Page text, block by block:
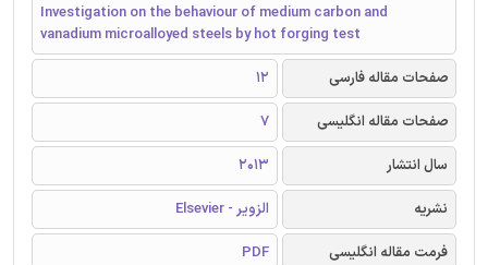
Investigation on the behaviour of medium carbon and
vanadium microalloyed steels by hot forging test
صفحات مقاله فارسی
12
صفحات مقاله انگلیسی
7
سال انتشار
2013
نشریه
الزویر - Elsevier
فرمت مقاله انگلیسی
PDF